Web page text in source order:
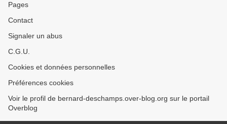
Pages
Contact
Signaler un abus
C.G.U.
Cookies et données personnelles
Préférences cookies
Voir le profil de bernard-deschamps.over-blog.org sur le portail
Overblog